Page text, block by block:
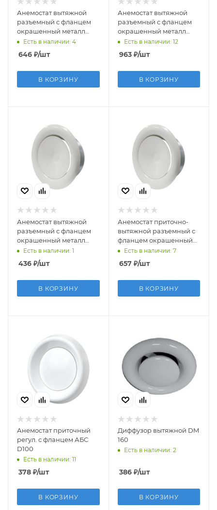
Анемостат вытяжной
разъемный с фланцем
окрашенный металл
D125Есть в наличии: 4
646 ₽/шт
В КОРЗИНУ
Анемостат вытяжной
разъемный с фланцем
окрашенный металл
D160
Есть в наличии: 12
963₽/шт
В КОРЗИНУ
Анемостат вытяжной
разъемный с фланцем
окрашенный металл
D100
Есть в наличии: 1
436 ₽/шт
В КОРЗИНУ
Анемостат приточно-
вытяжной разъемный с
фланцем окрашенный
металл D125
Есть в наличии: 7
657₽/шт
В КОРЗИНУ
Анемостат приточный
регул. с фланцем АБС
D100
Есть в наличии: 11
378 ₽/шт
В КОРЗИНУ
Диффузор вытяжной DM
160
Есть в наличии: 2
386₽/шт
В КОРЗИНУ